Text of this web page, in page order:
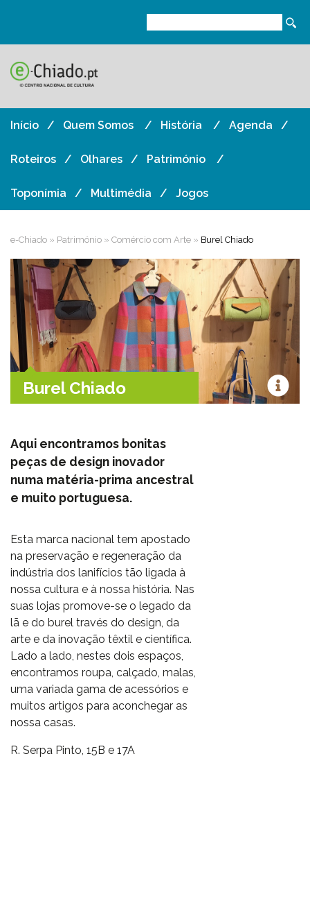
Início Quem Somos História Agenda
Roteiros Olhares Património
Toponímia Multimédia Jogos
e-Chiado » Património » Comércio com Arte » Burel Chiado
Burel Chiado
Aqui encontramos bonitas
peças de design inovador
numa matéria-prima ancestral
e muito portuguesa.
Esta marca nacional tem apostado
na preservação e regeneração da
indústria dos lanifícios tão ligada à
nossa cultura e à nossa história. Nas
suas lojas promove-se o legado da
lã e do burel través do design, da
arte e da inovação têxtil e científica.
Lado a lado, nestes dois espaços,
encontramos roupa, calçado, malas,
uma variada gama de acessórios e
muitos artigos para aconchegar as
nossa casas.
R. Serpa Pinto, 15B e 17A